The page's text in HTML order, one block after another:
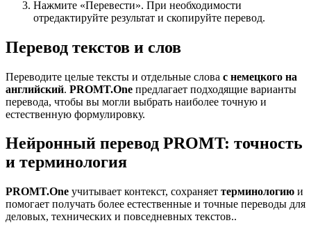
Нажмите «Перевести». При необходимости
отредактируйте результат и скопируйте перевод.
Перевод текстов и слов
Переводите целые тексты и отдельные слова с немецкого на
английский. PROMT.One предлагает подходящие варианты
перевода, чтобы вы могли выбрать наиболее точную и
естественную формулировку.
Нейронный перевод PROMT: точность
и терминология
PROMT.One учитывает контекст, сохраняет терминологию и
помогает получать более естественные и точные переводы для
деловых, технических и повседневных текстов..